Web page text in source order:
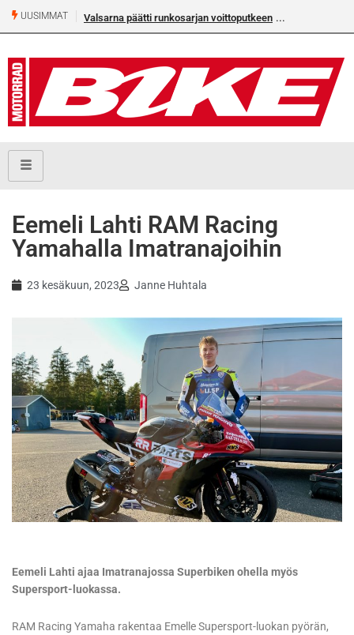
UUSIMMAT Valsarna päätti runkosarjan voittoputkeen
Eemeli Lahti RAM Racing
Yamahalla Imatranajoihin
23 kesäkuun, 2023 Janne Huhtala
Eemeli Lahti ajaa Imatranajossa Superbiken ohella myös
Supersport-luokassa.
RAM Racing Yamaha rakentaa Emelle Supersport-luokan pyörän,